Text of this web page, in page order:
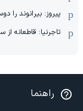
پیروز: بیرانوند را
تاجرنیا: قاطعانه
راهنما